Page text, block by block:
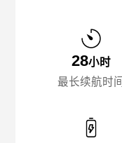
28小时
最长续航时间